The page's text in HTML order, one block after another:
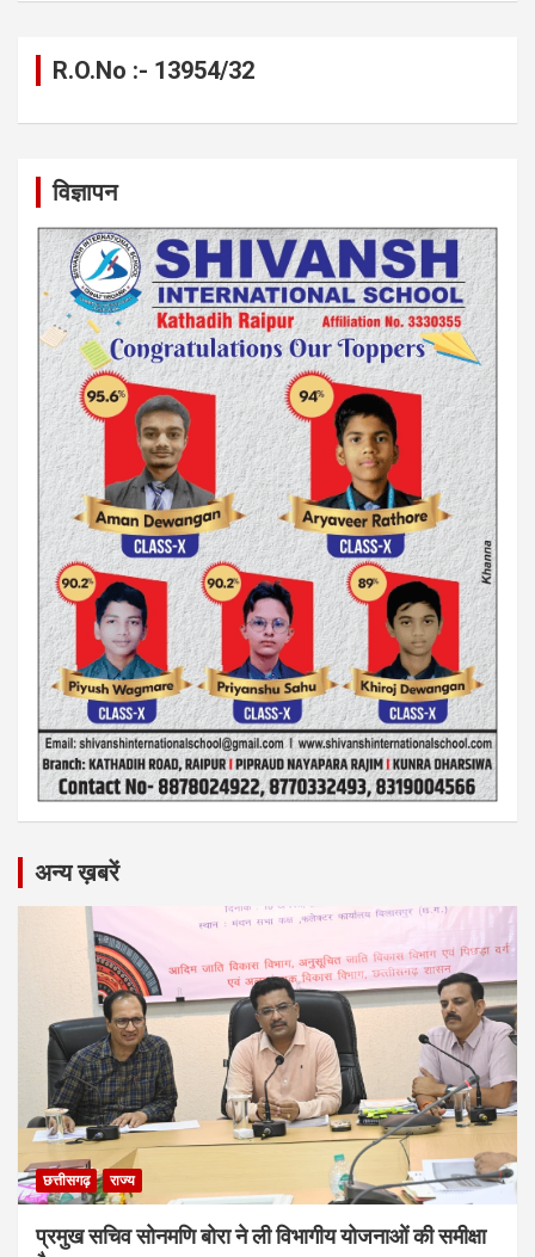
R.O.No :- 13954/32
विज्ञापन
अन्य ख़बरें
छत्तीसगढ़ राज्य
प्रमुख सचिव सोनमणि बोरा ने ली विभागीय योजनाओं की समीक्षा